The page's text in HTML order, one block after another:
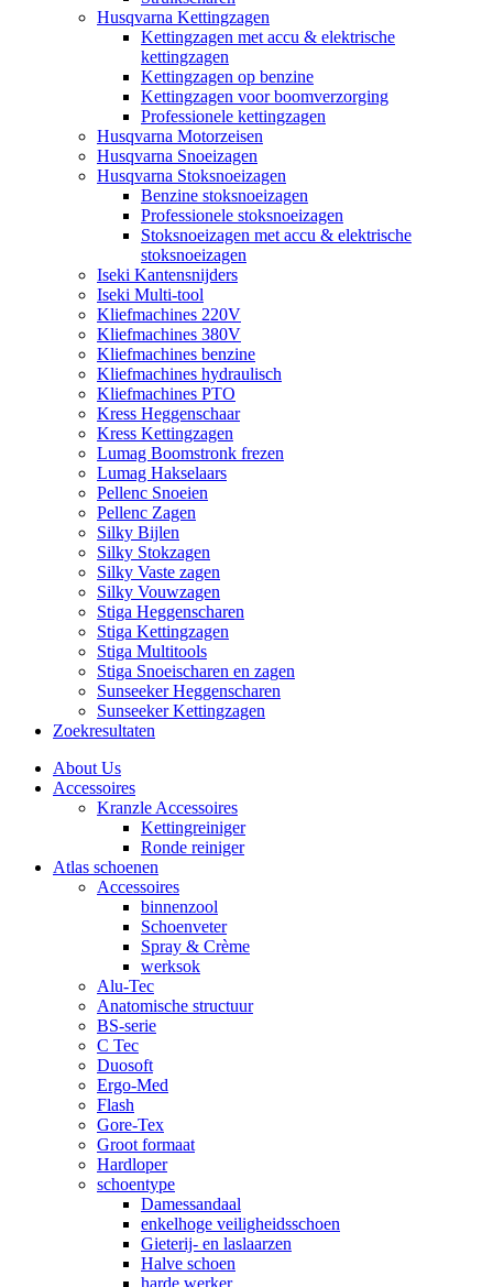
Husqvarna Kettingzagen
Kettingzagen met accu & elektrische
kettingzagen
Kettingzagen op benzine
Kettingzagen voor boomverzorging
Professionele kettingzagen
Husqvarna Motorzeisen
Husqvarna Snoeizagen
Husqvarna Stoksnoeizagen
Benzine stoksnoeizagen
Professionele stoksnoeizagen
Stoksnoeizagen met accu & elektrische
stoksnoeizagen
Iseki Kantensnijders
Iseki Multi-tool
Kliefmachines 220V
Kliefmachines 380V
Kliefmachines benzine
Kliefmachines hydraulisch
Kliefmachines PTO
Kress Heggenschaar
Kress Kettingzagen
Lumag Boomstronk frezen
Lumag Hakselaars
Pellenc Snoeien
Pellenc Zagen
Silky Bijlen
Silky Stokzagen
Silky Vaste zagen
Silky Vouwzagen
Stiga Heggenscharen
Stiga Kettingzagen
Stiga Multitools
Stiga Snoeischaren en zagen
Sunseeker Heggenscharen
Sunseeker Kettingzagen
Zoekresultaten
About Us
Accessoires
Kranzle Accessoires
Kettingreiniger
Ronde reiniger
Atlas schoenen
Accessoires
binnenzool
Schoenveter
Spray & Crème
werksok
Alu-Tec
Anatomische structuur
BS-serie
C Tec
Duosoft
Ergo-Med
Flash
Gore-Tex
Groot formaat
Hardloper
schoentype
Damessandaal
enkelhoge veiligheidsschoen
Gieterij- en laslaarzen
Halve schoen
harde werker